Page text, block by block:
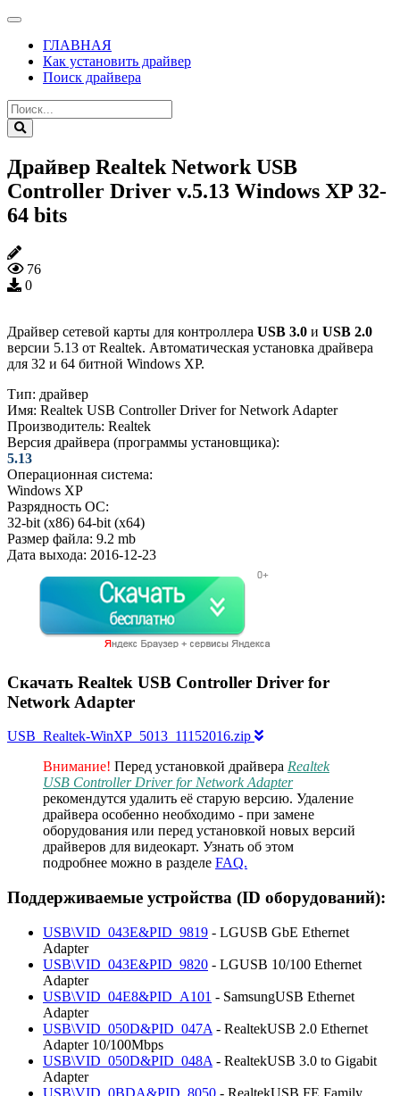
ГЛАВНАЯ
Как установить драйвер
Поиск драйвера
Драйвер Realtek Network USB
Controller Driver v.5.13 Windows XP 32-
64 bits
76
0
Драйвер сетевой карты для контроллера USB 3.0 и USB 2.0
версии 5.13 от Realtek. Автоматическая установка драйвера
для 32 и 64 битной Windows XP.
Тип: драйвер
Имя: Realtek USB Controller Driver for Network Adapter
Производитель: Realtek
Версия драйвера (программы установщика):
5.13
Операционная система:
Windows XP
Разрядность ОС:
32-bit (x86) 64-bit (x64)
Размер файла: 9.2 mb
Дата выхода: 2016-12-23
Скачать Realtek USB Controller Driver for
Network Adapter
USB_Realtek-WinXP_5013_11152016.zip
Внимание! Перед установкой драйвера Realtek
USB Controller Driver for Network Adapter
рекомендутся удалить её старую версию. Удаление
драйвера особенно необходимо - при замене
оборудования или перед установкой новых версий
драйверов для видеокарт. Узнать об этом
подробнее можно в разделе FAQ.
Поддерживаемые устройства (ID оборудований):
USB\VID_043E&PID_9819 - LGUSB GbE Ethernet
Adapter
USB\VID_043E&PID_9820 - LGUSB 10/100 Ethernet
Adapter
USB\VID_04E8&PID_A101 - SamsungUSB Ethernet
Adapter
USB\VID_050D&PID_047A - RealtekUSB 2.0 Ethernet
Adapter 10/100Mbps
USB\VID_050D&PID_048A - RealtekUSB 3.0 to Gigabit
Adapter
USB\VID_0BDA&PID_8050 - RealtekUSB FE Family